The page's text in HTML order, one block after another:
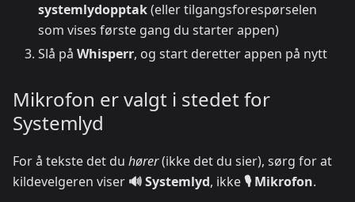
systemlydopptak(eller tilgangsforespørselen
som vises første gang du starter appen)
Slå på Whisperr, og start deretter appen på nytt
Mikrofon er valgt i stedet for
Systemlyd
For å tekste det du hører(ikke det du sier), sørg for at
kildevelgeren viser 🔊 Systemlyd, ikke🎙️ Mikrofon.